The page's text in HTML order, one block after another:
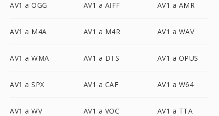
AV1 a OGG AV1 a AIFF AV1 a AMR
AV1 a M4A AV1 a M4R AV1 a WAV
AV1 a WMA AV1 a DTS AV1 a OPUS
AV1 a SPX AV1 a CAF AV1 a W64
AV1 a WV AV1 a VOC AV1 a TTA